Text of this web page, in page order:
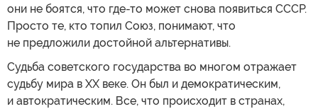
они не боятся, что где-то может снова появиться СССР.
Просто те, кто топил Союз, понимают, что
не предложили достойной альтернативы.
Судьба советского государства во многом отражает
судьбу мира в ХХ веке. Он был и демократическим,
и автократическим. Все, что происходит в странах,